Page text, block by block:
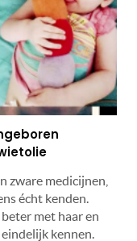
zware medicijnen,
écht kenden.
met haar en
kennen.